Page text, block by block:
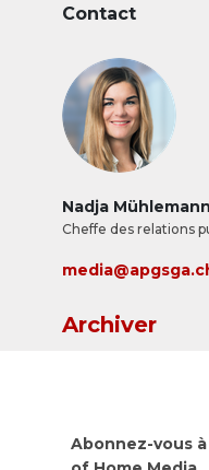
face &agrave; 43
Contact
Nadja Mühlemann
Cheffe des relations
Archiver
Abonnez-vous